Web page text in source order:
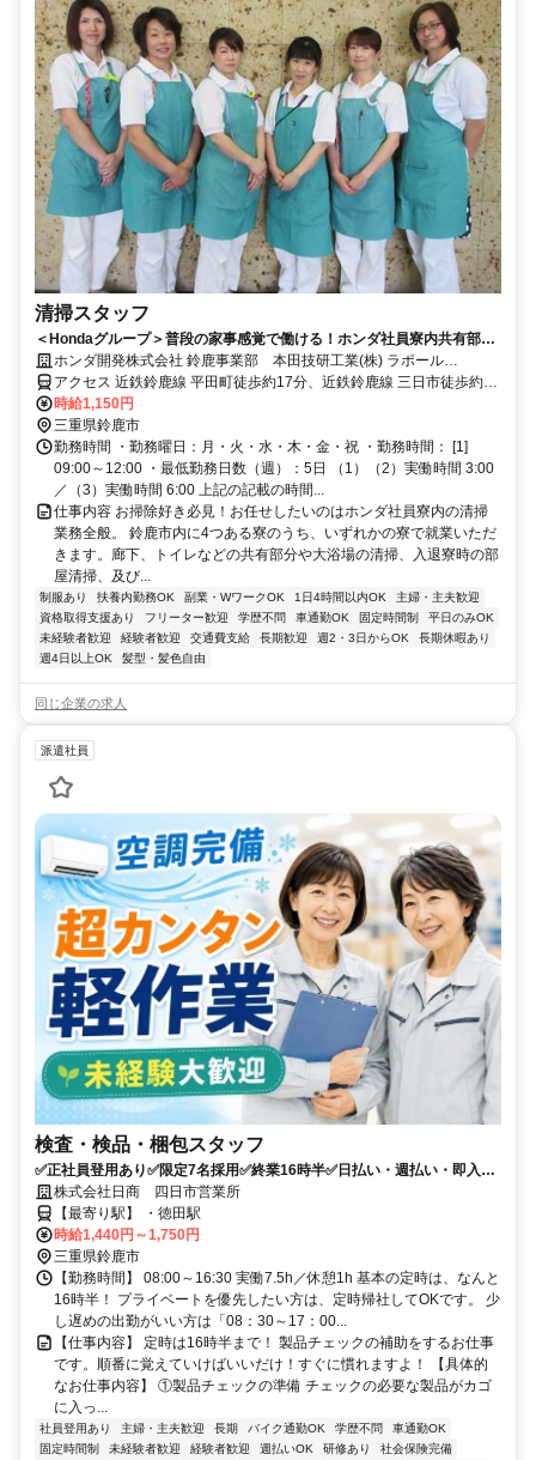
清掃スタッフ
＜Hondaグループ＞普段の家事感覚で働ける！ホンダ社員寮内共有部分
の簡単な清掃業務です
ホンダ開発株式会社 鈴鹿事業部 本田技研工業(株) ラポール
SUZUKA
アクセス 近鉄鈴鹿線 平田町徒歩約17分、近鉄鈴鹿線 三日市徒歩約40
分、ＪＲ関西本線 加佐登徒歩約41分
時給1,150円
三重県鈴鹿市
勤務時間 ・勤務曜日：月・火・水・木・金・祝 ・勤務時間： [1]
09:00～12:00 ・最低勤務日数（週）：5日 （1）（2）実働時間 3:00
／（3）実働時間 6:00 上記の記載の時間...
仕事内容 お掃除好き必見！お任せしたいのはホンダ社員寮内の清掃
業務全般。 鈴鹿市内に4つある寮のうち、いずれかの寮で就業いただ
きます。廊下、トイレなどの共有部分や大浴場の清掃、入退寮時の部
屋清掃、及び...
制服あり 扶養内勤務OK 副業・WワークOK 1日4時間以内OK
主婦・主夫歓迎
資格取得支援あり
フリーター歓迎 学歴不問 車通勤OK 固定時間制
平日のみOK
未経験者歓迎
経験者歓迎 交通費支給 長期歓迎 週2・3日からOK
長期休暇あり
週4日以上OK
髪型・髪色自由
同じ企業の求人
派遣社員
検査・検品・梱包スタッフ
✅正社員登用あり✅限定7名採用✅終業16時半✅日払い・週払い・即入寮
OK✅未経験100％
株式会社日商 四日市営業所
【最寄り駅】 ・徳田駅
時給1,440円～1,750円
三重県鈴鹿市
【勤務時間】 08:00～16:30 実働7.5h／休憩1h 基本の定時は、なんと
16時半！ プライベートを優先したい方は、定時帰社してOKです。 少
し遅めの出勤がいい方は「08：30～17：00...
【仕事内容】 定時は16時半まで！ 製品チェックの補助をするお仕事
です。順番に覚えていけばいいだけ！すぐに慣れますよ！ 【具体的
なお仕事内容】 ①製品チェックの準備 チェックの必要な製品がカゴ
に入っ...
社員登用あり 主婦・主夫歓迎 長期 バイク通勤OK 学歴不問
車通勤OK
固定時間制
未経験者歓迎 経験者歓迎 週払いOK 研修あり
社会保険完備